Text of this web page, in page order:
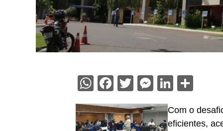
WhatsApp
Facebook
Twitter
Com o
eficientes,